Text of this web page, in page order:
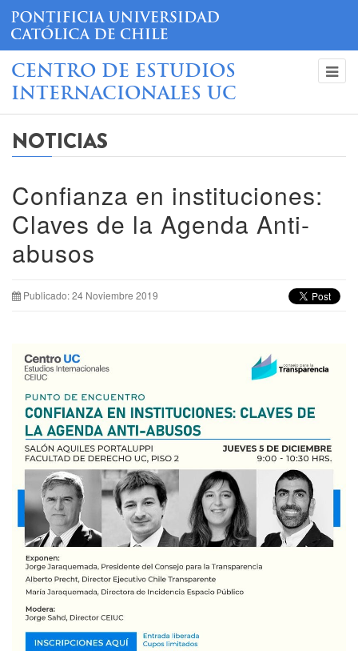
CENTRO DE ESTUDIOS
INTERNACIONALES UC
NOTICIAS
Confianza en instituciones:
Claves de la Agenda Anti-
abusos
Publicado: 24 Noviembre 2019